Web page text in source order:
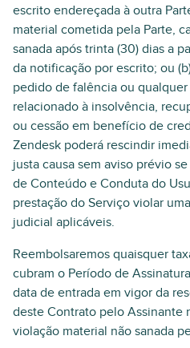
escrito endereçada à outra
material cometida pela Parte,
sanada após trinta (30) dias a
da notificação por escrito; ou
pedido de falência ou
relacionado à insolvência,
ou cessão em benefício de
Zendesk poderá rescindir
justa causa sem aviso prévio
de Conteúdo e Conduta do
prestação do Serviço violar
judicial aplicáveis.
Reembolsaremos quaisquer
cubram o Período de
data de entrada em vigor da
deste Contrato pelo Assinante
violação material não sanada